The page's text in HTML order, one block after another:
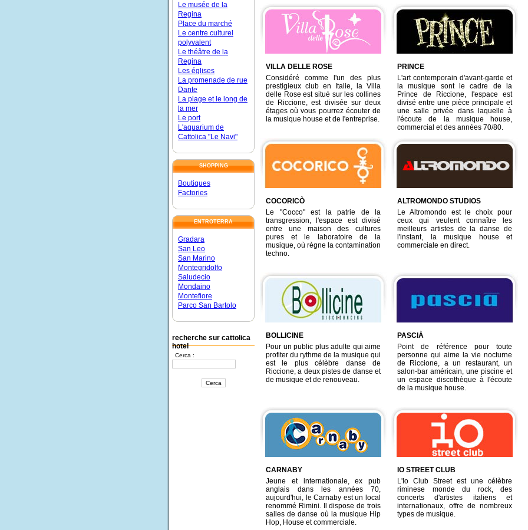
Le musée de la
Regina
Place du marché
Le centre culturel
polyvalent
Le théâtre de la
Regina
Les églises
La promenade de rue
Dante
La plage et le long de
la mer
Le port
L'aquarium de
Cattolica "Le Navi"
SHOPPING
Boutiques
Factories
ENTROTERRA
Gradara
San Leo
San Marino
Montegridolfo
Saludecio
Mondaino
Montefiore
Parco San Bartolo
recherche sur cattolica
hotel
Cerca :
VILLA DELLE ROSE
Considéré comme l'un des plus
prestigieux club en Italie, la Villa
delle Rose est situé sur les collines
de Riccione, est divisée sur deux
étages où vous pourrez écouter de
la musique house et de l'entreprise.
PRINCE
L'art contemporain d'avant-garde et
la musique sont le cadre de la
Prince de Riccione, l'espace est
divisé entre une pièce principale et
une salle privée dans laquelle à
l'écoute de la musique house,
commercial et des années 70/80.
COCORICÒ
Le "Cocco" est la patrie de la
transgression, l'espace est divisé
entre une maison des cultures
pures et le laboratoire de la
musique, où règne la contamination
techno.
ALTROMONDO STUDIOS
Le Altromondo est le choix pour
ceux qui veulent connaître les
meilleurs artistes de la danse de
l'instant, la musique house et
commerciale en direct.
BOLLICINE
Pour un public plus adulte qui aime
profiter du rythme de la musique qui
est le plus célèbre danse de
Riccione, a deux pistes de danse et
de musique et de renouveau.
PASCIÀ
Point de référence pour toute
personne qui aime la vie nocturne
de Riccione, a un restaurant, un
salon-bar américain, une piscine et
un espace discothèque à l'écoute
de la musique house.
CARNABY
Jeune et internationale, ex pub
anglais dans les années 70,
aujourd'hui, le Carnaby est un local
renommé Rimini. Il dispose de trois
salles de danse où la musique Hip
Hop, House et commerciale.
IO STREET CLUB
L'Io Club Street est une célèbre
riminese monde du rock, des
concerts d'artistes italiens et
internationaux, offre de nombreux
types de musique.